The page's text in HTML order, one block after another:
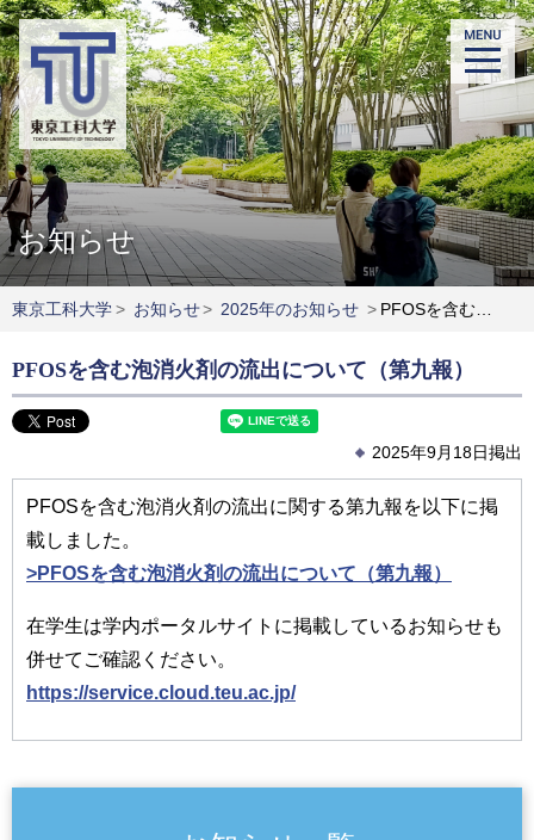
お知らせ
東京工科大学> お知らせ> 2025年のお知らせ > PFOSを含む泡消火剤の流出について（第九報）
PFOSを含む泡消火剤の流出について（第九報）
2025年9月18日掲出
PFOSを含む泡消火剤の流出に関する第九報を以下に掲
載しました。
>PFOSを含む泡消火剤の流出について（第九報）
在学生は学内ポータルサイトに掲載しているお知らせも
併せてご確認ください。
https://service.cloud.teu.ac.jp/